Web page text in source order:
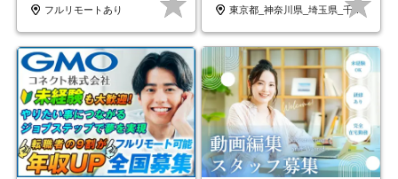
フルリモートあり
東京都_神奈川県_埼玉県_千葉県_大阪府…